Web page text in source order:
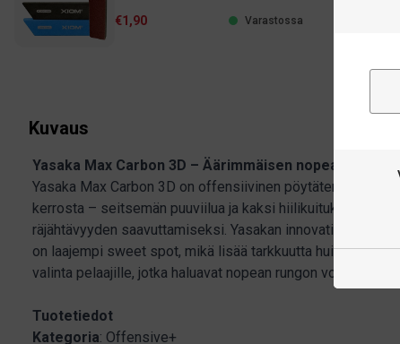
€1,90 Varastossa
Kuvaus
Yasaka Max Carbon 3D – Äärimmäisen nopea
Yasaka Max Carbon 3D on offensiivinen pöytätennisrunko,
kerrosta – seitsemän puuviilua ja kaksi hiilikuitukerrosta
räjähtävyyden saavuttamiseksi. Yasakan innovatiivisen
on laajempi sweet spot, mikä lisää tarkkuutta
valinta pelaajille, jotka haluavat nopean rungon
Tuotetiedot
Kategoria: Offensive+